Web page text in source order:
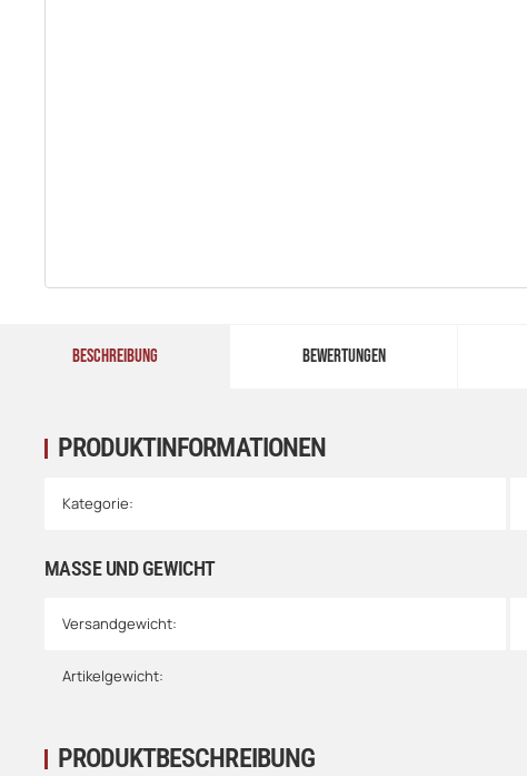
BESCHREIBUNG BEWERTUNGEN
PRODUKTINFORMATIONEN
Kategorie:
MASSE UND GEWICHT
Versandgewicht:
Artikelgewicht:
PRODUKTBESCHREIBUNG